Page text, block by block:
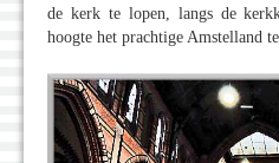
de kerk te lopen, langs de
hoogte het prachtige Amstelland te